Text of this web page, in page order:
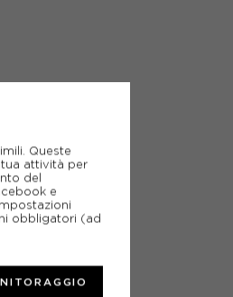
Queste
attività per
del
e
obbligatori (ad